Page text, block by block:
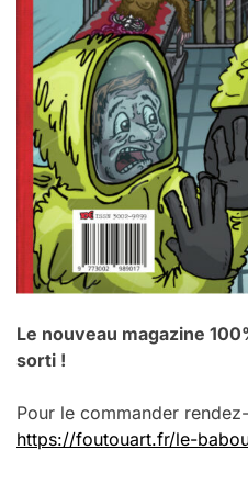
Le nouveau magazine
sorti !
Pour le commander
https://foutouart.fr/le-